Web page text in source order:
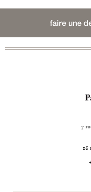
faire une
7
18